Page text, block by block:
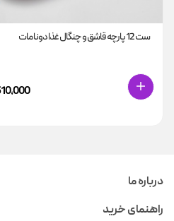
ست 12 پارچه قاشق و چنگال غذا دونا مات
درباره ما
راهنمای خرید